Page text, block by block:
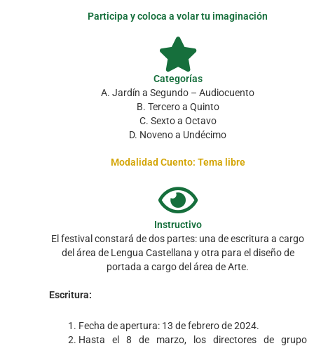
Participa y coloca a volar tu imaginación
Categorías
A. Jardín a Segundo – Audiocuento
B. Tercero a Quinto
C. Sexto a Octavo
D. Noveno a Undécimo
Modalidad Cuento: Tema libre
Instructivo
El festival constará de dos partes: una de escritura a cargo
del área de Lengua Castellana y otra para el diseño de
portada a cargo del área de Arte.
Escritura:
Fecha de apertura: 13 de febrero de 2024.
Hasta el 8 de marzo, los directores de grupo